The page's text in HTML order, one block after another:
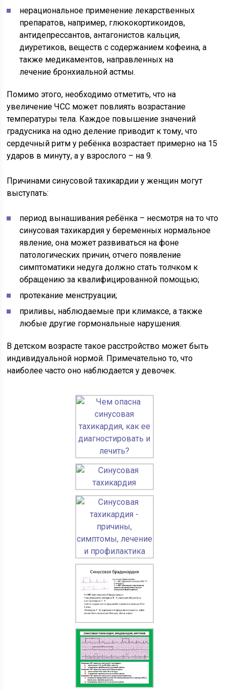
нерациональное применение лекарственных
препаратов, например, глюкокортикоидов,
антидепрессантов, антагонистов кальция,
диуретиков, веществ с содержанием кофеина, а
также медикаментов, направленных на
лечение бронхиальной астмы.
Помимо этого, необходимо отметить, что на
увеличение ЧСС может повлиять возрастание
температуры тела. Каждое повышение значений
градусника на одно деление приводит к тому, что
сердечный ритм у ребёнка возрастает примерно на 15
ударов в минуту, а у взрослого – на 9.
Причинами синусовой тахикардии у женщин могут
выступать:
период вынашивания ребёнка – несмотря на то что
синусовая тахикардия у беременных нормальное
явление, она может развиваться на фоне
патологических причин, отчего появление
симптоматики недуга должно стать толчком к
обращению за квалифицированной помощью;
протекание менструации;
приливы, наблюдаемые при климаксе, а также
любые другие гормональные нарушения.
В детском возрасте такое расстройство может быть
индивидуальной нормой. Примечательно то, что
наиболее часто оно наблюдается у девочек.